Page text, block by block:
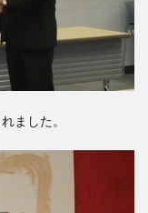
ました。